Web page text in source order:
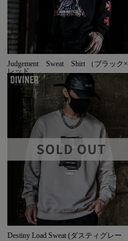
Judgement Sweat Shirt （ブラック×
レッド
Destiny Load Sweat (ダスティグレー